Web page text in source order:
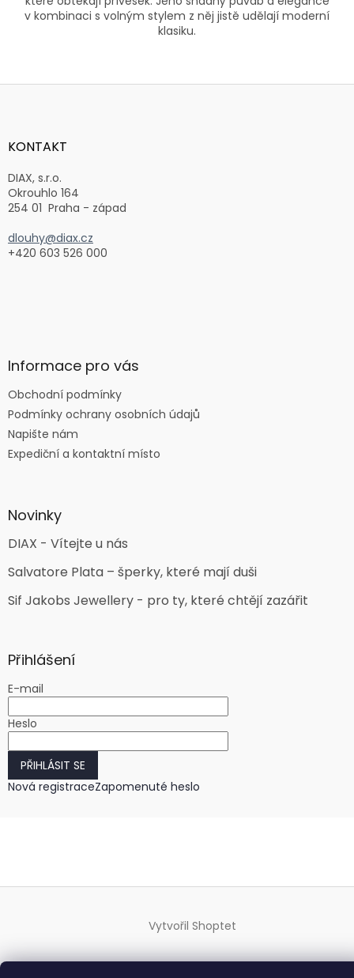
v kombinaci s volným stylem z něj jistě udělají moderní
klasiku.
Z
aKONTAKT
DIAX, s.r.o.
Okrouhlo 164
254 01 Praha - západ
dlouhy@diax.cz
+420 603 526 000
Informace pro vás
Obchodní podmínky
Podmínky ochrany osobních údajů
Napište nám
Expediční a kontaktní místo
Novinky
DIAX - Vítejte u nás
Salvatore Plata – šperky, které mají duši
Sif Jakobs Jewellery - pro ty, které chtějí zazářit
Přihlášení
E-mail
Heslo
PŘIHLÁSIT SE
Nová registraceZapomenuté heslo
Vytvořil Shoptet